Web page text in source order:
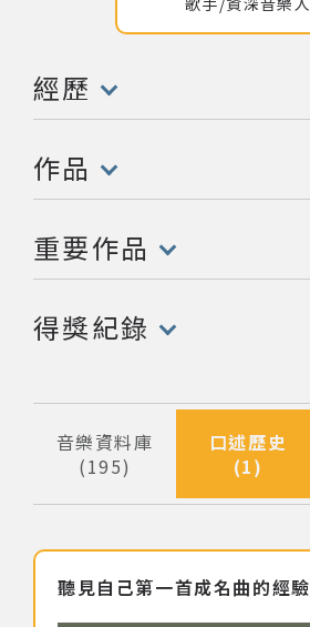
經歷
(點擊開啟/收合以下內容)
作品
(點擊開啟/收合以下內容)
重要作品
(點擊開啟/收合以下內容)
得獎紀錄
(點擊開啟/收合以下內容)
音樂資料庫
195
筆資料
口述歷史
1
聽見自己第一首成名曲的經驗
關於資料庫
音樂獎項
組織協會
曲目統計表
隱私權保護政策
著作權及免責聲明